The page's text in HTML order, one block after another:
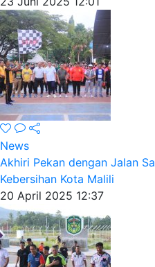
News
Akhiri Pekan dengan Jalan
Kebersihan Kota Malili
20 April 2025 12:37